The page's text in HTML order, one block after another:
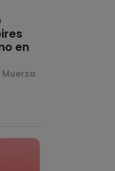
en
Muerza